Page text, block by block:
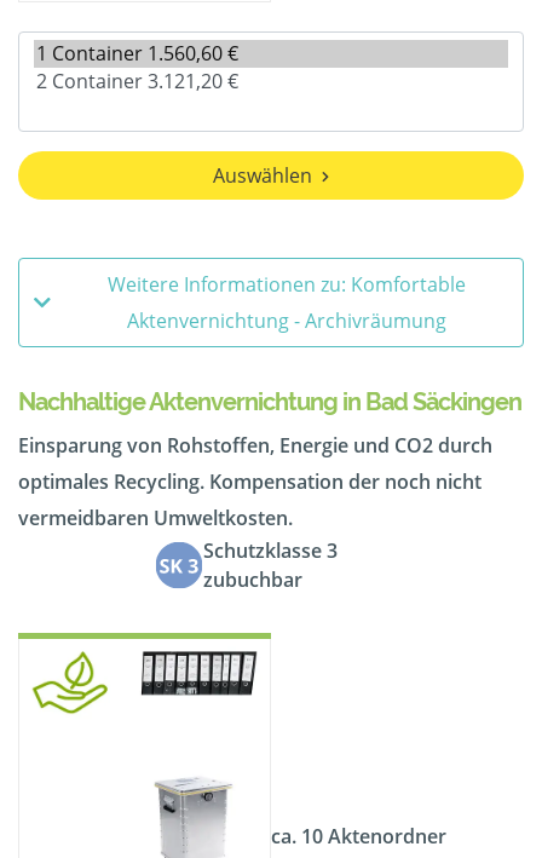
Auswählen
Weitere Informationen zu: Komfortable
Aktenvernichtung - Archivräumung
Nachhaltige Aktenvernichtung in Bad Säckingen
Einsparung von Rohstoffen, Energie und CO2 durch
optimales Recycling. Kompensation der noch nicht
vermeidbaren Umweltkosten.
Schutzklasse 3
zubuchbar
ca. 10 Aktenordner